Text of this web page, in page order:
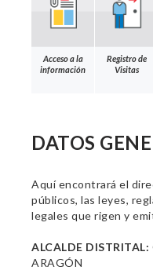
Acceso a la
información
Registro de
Visitas
DATOS
Aquí encontrará el
públicos, las leyes,
legales que rigen y
ALCALDE DISTRITAL:
ARAGÓN